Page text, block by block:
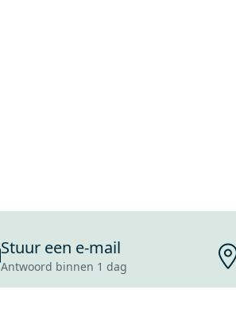
Stuur een e-mail
Antwoord binnen 1 dag